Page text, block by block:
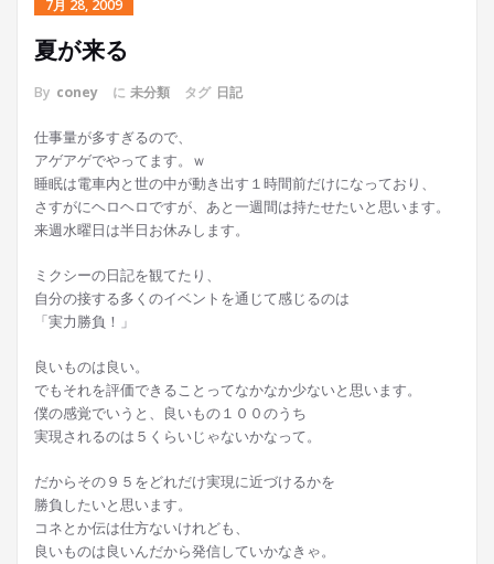
7月 28, 2009
夏が来る
By coney に 未分類 タグ 日記
仕事量が多すぎるので、
アゲアゲでやってます。ｗ
睡眠は電車内と世の中が動き出す１時間前だけになっており、
さすがにヘロヘロですが、あと一週間は持たせたいと思います。
来週水曜日は半日お休みします。
ミクシーの日記を観てたり、
自分の接する多くのイベントを通じて感じるのは
「実力勝負！」
良いものは良い。
でもそれを評価できることってなかなか少ないと思います。
僕の感覚でいうと、良いもの１００のうち
実現されるのは５くらいじゃないかなって。
だからその９５をどれだけ実現に近づけるかを
勝負したいと思います。
コネとか伝は仕方ないけれども、
良いものは良いんだから発信していかなきゃ。